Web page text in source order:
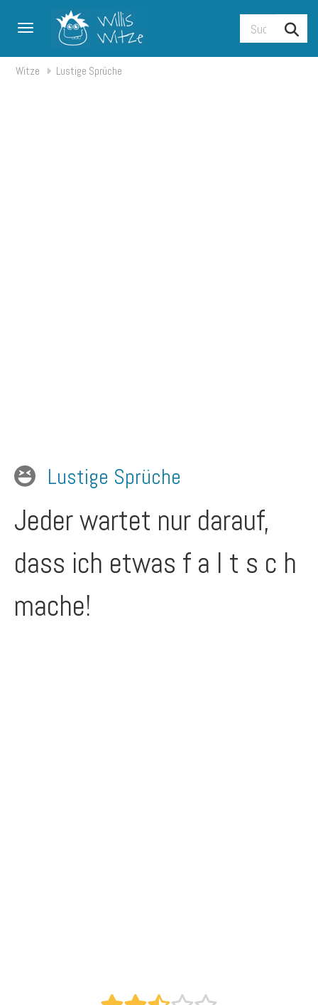
Toggle navigation
Witze Lustige Sprüche
Lustige Sprüche
Jeder wartet nur darauf,
dass ich etwas f a l t s c h
mache!